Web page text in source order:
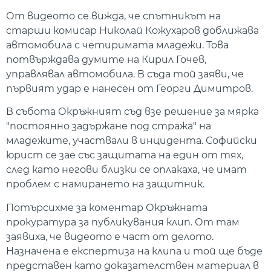
От видеото се вижда, че спътникът на
старши комисар Николай Кожухаров доближава
автомобила с четиримата младежи. Това
потвърждава думите на Кирил Гочев,
управлявал автомобила. В съда той заяви, че
първият удар е нанесен от Георги Димитров.
В събота Окръжният съд взе решение за мярка
"постоянно задържане под стража" на
младежите, участвали в инцидента. Софийски
юрист се зае със защитата на един от тях,
след като негови близки се оплакаха, че имат
проблем с намирането на защитник.
Потърсихме за коментар Окръжната
прокуратура за публикувания клип. От там
заявиха, че видеото е част от делото.
Назначена е експертиза на клипа и той ще бъде
представен като доказателствен материал в